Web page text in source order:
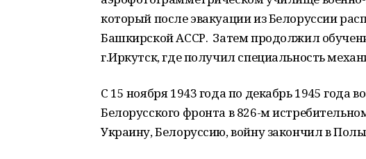
который после эвакуации из Белоруссии
Башкирской АССР. Затем продолжил
г.Иркутск, где получил специальность
С 15 ноября 1943 года по декабрь 1945 года
Белорусского фронта в 826-м
Украину, Белоруссию, войну закончил в